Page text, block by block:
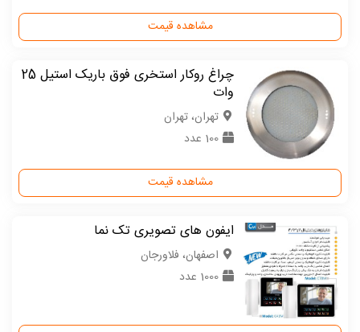
مشاهده قیمت
چراغ روکار استخری فوق باریک استیل 25
وات
تهران، تهران
100 عدد
مشاهده قیمت
ایفون های تصویری تک نما
اصفهان، فلاورجان
1000 عدد